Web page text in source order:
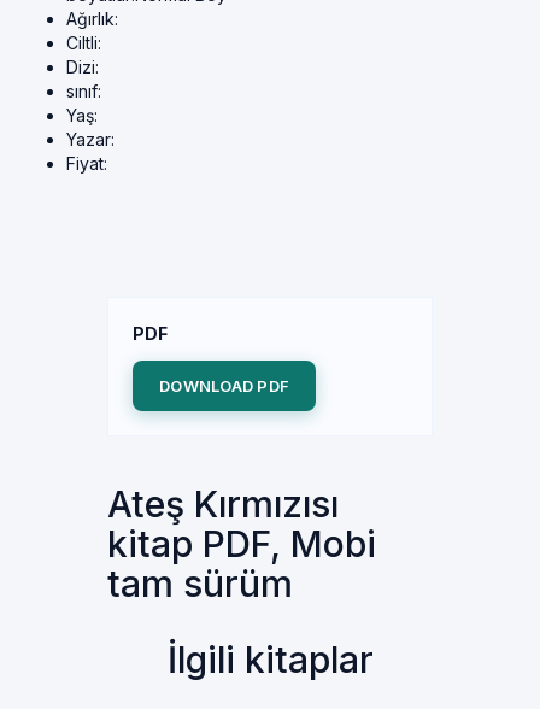
Ağırlık:
Ciltli:
Dizi:
sınıf:
Yaş:
Yazar:
Fiyat:
PDF
DOWNLOAD PDF
Ateş Kırmızısı
kitap PDF, Mobi
tam sürüm
İlgili kitaplar